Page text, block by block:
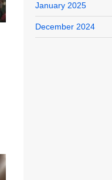
January 2025
December 2024